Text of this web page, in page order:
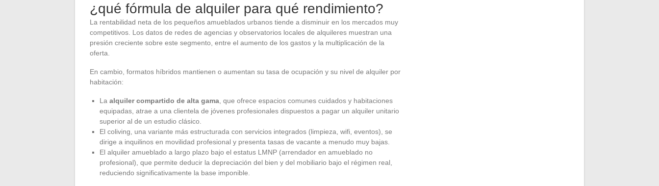
¿qué fórmula de alquiler para qué rendimiento?
La rentabilidad neta de los pequeños amueblados urbanos tiende a disminuir en los mercados muy
competitivos. Los datos de redes de agencias y observatorios locales de alquileres muestran una
presión creciente sobre este segmento, entre el aumento de los gastos y la multiplicación de la
oferta.
En cambio, formatos híbridos mantienen o aumentan su tasa de ocupación y su nivel de alquiler por
habitación:
La alquiler compartido de alta gama , que ofrece espacios comunes cuidados y habitaciones
equipadas, atrae a una clientela de jóvenes profesionales dispuestos a pagar un alquiler unitario
superior al de un estudio clásico.
El coliving, una variante más estructurada con servicios integrados (limpieza, wifi, eventos), se
dirige a inquilinos en movilidad profesional y presenta tasas de vacante a menudo muy bajas.
El alquiler amueblado a largo plazo bajo el estatus LMNP (arrendador en amueblado no
profesional), que permite deducir la depreciación del bien y del mobiliario bajo el régimen real,
reduciendo significativamente la base imponible.